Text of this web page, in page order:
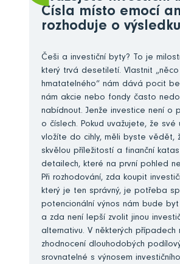
Čísla místo emocí
rozhoduje o
Češi a investiční byty? To je
který trvá desetiletí. Vlastnit „něco
hmatatelného“ nám dává pocit
nám akcie nebo fondy často
nabídnout. Jenže investice není o
o číslech. Pokud uvažujete, že své
vložíte do cihly, měli byste vědět,
skvělou příležitostí a finanční
detailech, které na první pohled
Při rozhodování, zda koupit
který je ten správný, je potřeba
potencionální výnos nám bude
a zda není lepší zvolit jinou
alternativu. V některých případech
zhodnocení dlouhodobých
srovnatelné s výnosem